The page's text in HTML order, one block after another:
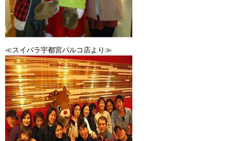
≪スイパラ宇都宮パルコ店より≫